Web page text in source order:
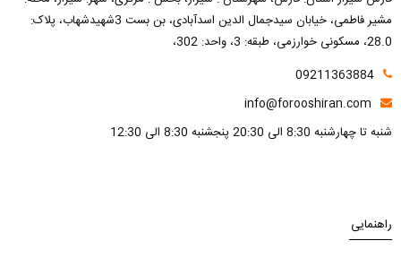
مشیر فاطمی، خیابان سیدجمال الدین اسدآبادی، بن بست 3شهیدشهاب، پلاک:
28.0، مسکونی خوارزمی، طبقه: 3، واحد: 302،
09211363884
info@forooshiran.com
شنبه تا چهارشنبه 8:30 الی 20:30 پنجشنبه 8:30 الی 12:30
راهنمایی